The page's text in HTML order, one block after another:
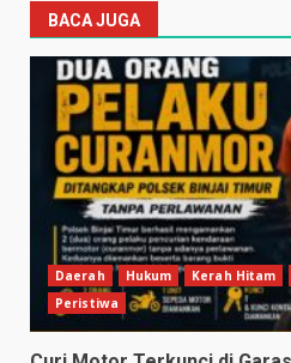
BACA JUGA
Daerah Hukum Kerah Hitam
Peristiwa